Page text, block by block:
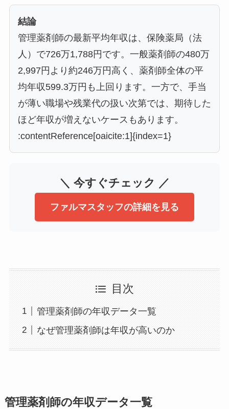
結論
管理薬剤師の最新平均年収は、保険薬局（法
人）で726万1,788円です。一般薬剤師の480万
2,997円より約246万円高く、薬剤師全体の平
均年収599.3万円も上回ります。一方で、手当
が薄い職場や残業代の扱い次第では、期待した
ほど年収が増えないケースもあります。
:contentReference[oaicite:1]{index=1}
＼ 今すぐチェック ／
ファルマスタッフの詳細を見る
目次
管理薬剤師の年収データ一覧
なぜ管理薬剤師は年収が高いのか
管理薬剤師の年収データ一覧